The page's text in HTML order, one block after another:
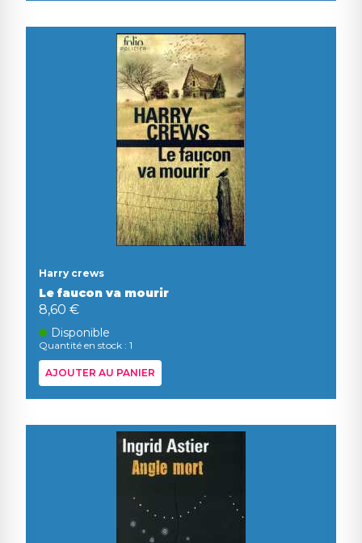
Harry crews
Le faucon va mourir
8,60 €
Disponible
Quantité en stock : 1
AJOUTER AU PANIER